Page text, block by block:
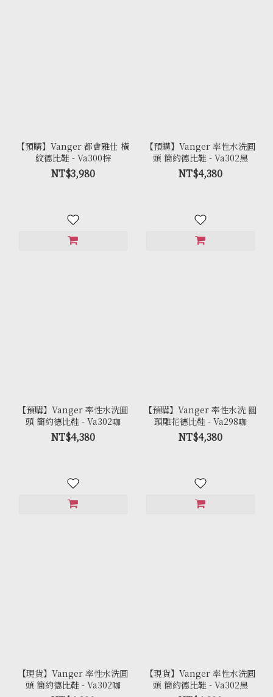
【預購】Vanger 都會雅仕 橫
紋德比鞋 - Va300棕
NT$3,980
【預購】Vanger 率性水洗圓
頭 簡約德比鞋 - Va302黑
NT$4,380
【預購】Vanger 率性水洗圓
頭 簡約德比鞋 - Va302咖
NT$4,380
【預購】Vanger 率性水洗 圓
頭雕花德比鞋 - Va298咖
NT$4,380
【現貨】Vanger 率性水洗圓
頭 簡約德比鞋 - Va302咖
【現貨】Vanger 率性水洗圓
頭 簡約德比鞋 - Va302黑